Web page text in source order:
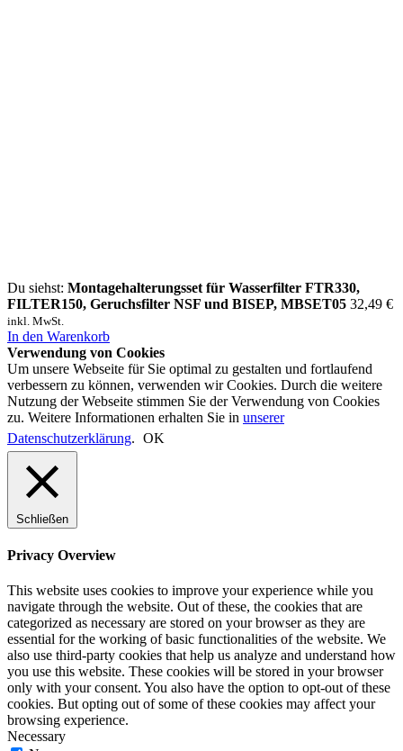
Du siehst: Montagehalterungsset für Wasserfilter FTR330,
FILTER150, Geruchsfilter NSF und BISEP, MBSET05 32,49 €
inkl. MwSt.
In den Warenkorb
Verwendung von Cookies
Um unsere Webseite für Sie optimal zu gestalten und fortlaufend
verbessern zu können, verwenden wir Cookies. Durch die weitere
Nutzung der Webseite stimmen Sie der Verwendung von Cookies
zu. Weitere Informationen erhalten Sie in unserer
Datenschutzerklärung. OK
Schließen
Privacy Overview
This website uses cookies to improve your experience while you
navigate through the website. Out of these, the cookies that are
categorized as necessary are stored on your browser as they are
essential for the working of basic functionalities of the website. We
also use third-party cookies that help us analyze and understand how
you use this website. These cookies will be stored in your browser
only with your consent. You also have the option to opt-out of these
cookies. But opting out of some of these cookies may affect your
browsing experience.
Necessary